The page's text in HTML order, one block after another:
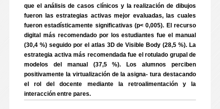
que el análisis de casos clínicos y la realización de dibujos
fueron las estrategias activas mejor evaluadas, las cuales
fueron estadísticamente significativas (p< 0,005). El recurso
digital más recomendado por los estudiantes fue el manual
(30,4 %) seguido por el atlas 3D de Visible Body (28,5 %). La
estrategia activa más recomendada fue el rotulado grupal de
modelos del manual (37,5 %). Los alumnos perciben
positivamente la virtualización de la asigna- tura destacando
el rol del docente mediante la retroalimentación y la
interacción entre pares.